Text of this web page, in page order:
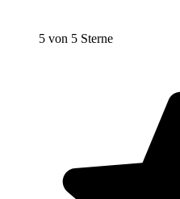
5 von 5 Sterne